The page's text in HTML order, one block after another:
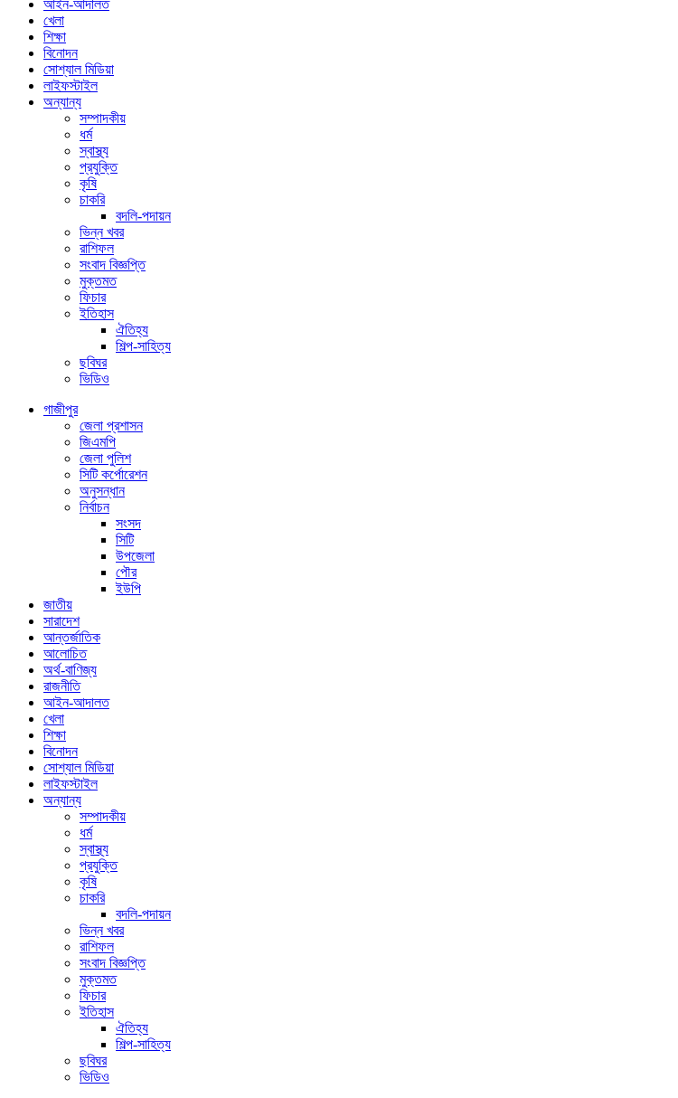
আইন-আদালত
খেলা
শিক্ষা
বিনোদন
সোশ্যাল মিডিয়া
লাইফস্টাইল
অন্যান্য
সম্পাদকীয়
ধর্ম
স্বাস্থ্য
প্রযুক্তি
কৃষি
চাকরি
বদলি-পদায়ন
ভিন্ন খবর
রাশিফল
সংবাদ বিজ্ঞপ্তি
মুক্তমত
ফিচার
ইতিহাস
ঐতিহ্য
শিল্প-সাহিত্য
ছবিঘর
ভিডিও
গাজীপুর
জেলা প্রশাসন
জিএমপি
জেলা পুলিশ
সিটি কর্পোরেশন
অনুসন্ধান
নির্বাচন
সংসদ
সিটি
উপজেলা
পৌর
ইউপি
জাতীয়
সারাদেশ
আন্তর্জাতিক
আলোচিত
অর্থ-বাণিজ্য
রাজনীতি
আইন-আদালত
খেলা
শিক্ষা
বিনোদন
সোশ্যাল মিডিয়া
লাইফস্টাইল
অন্যান্য
সম্পাদকীয়
ধর্ম
স্বাস্থ্য
প্রযুক্তি
কৃষি
চাকরি
বদলি-পদায়ন
ভিন্ন খবর
রাশিফল
সংবাদ বিজ্ঞপ্তি
মুক্তমত
ফিচার
ইতিহাস
ঐতিহ্য
শিল্প-সাহিত্য
ছবিঘর
ভিডিও